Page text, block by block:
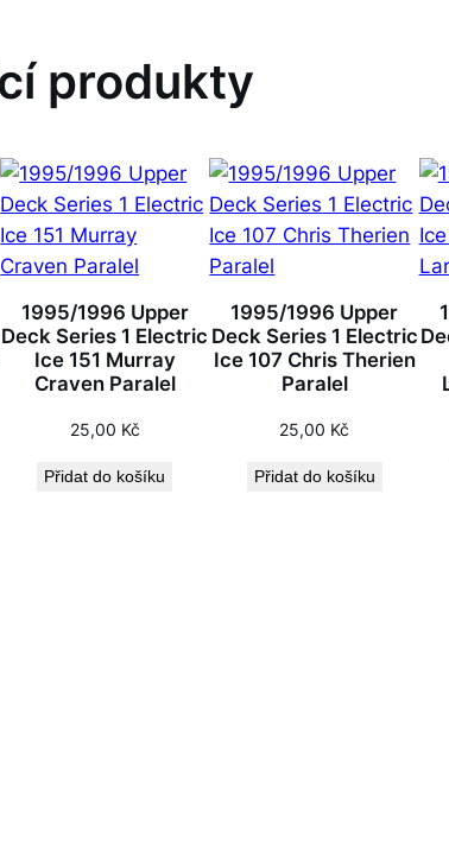
produkty
1995/1996 Upper
Deck Series 1 Electric
Ice 151 Murray
Craven Paralel
25,00 Kč
Přidat do košíku
1995/1996 Upper
Deck Series 1 Electric
Ice 107 Chris Therien
Paralel
25,00 Kč
Přidat do košíku